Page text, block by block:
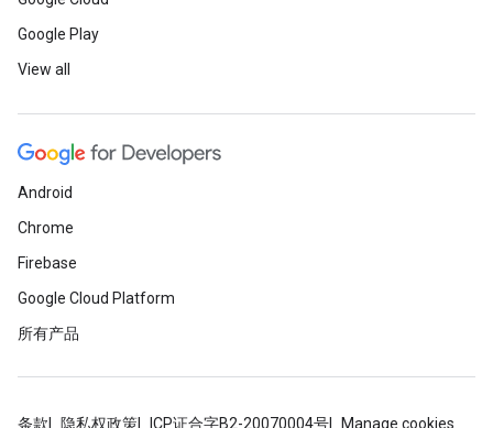
Google Play
View all
Android
Chrome
Firebase
Google Cloud Platform
所有产品
条款 隐私权政策 ICP证合字B2-20070004号 Manage cookies